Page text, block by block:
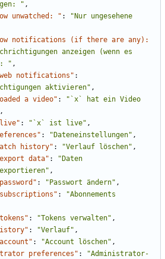
" ,
unwatched: " :
"Nur ungesehene
notifications (if there are any):
anzeigen (wenn es
" ,
web notifications" :
aktivieren" ,
a video" :
"`x` hat ein Video
,
: "`x` ist live" ,
: "Dateneinstellungen" ,
history" : "Verlauf löschen" ,
data" :
"Daten
,
: "Passwort ändern" ,
subscriptions" :
"Abonnements
: "Tokens verwalten" ,
: "Verlauf" ,
: "Account löschen" ,
preferences" :
"Administrator-